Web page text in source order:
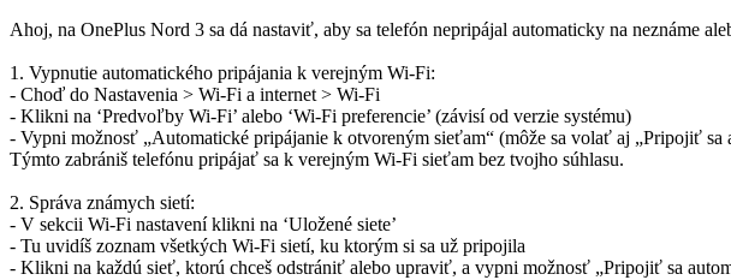
Ahoj, na OnePlus Nord 3 sa dá nastaviť, aby sa telefón nepripájal automaticky na neznáme
1. Vypnutie automatického pripájania k verejným Wi-Fi:
- Choď do Nastavenia > Wi-Fi a internet > Wi-Fi
- Klikni na ‘Predvoľby Wi-Fi’ alebo ‘Wi-Fi preferencie’ (závisí od verzie systému)
- Vypni možnosť „Automatické pripájanie k otvoreným sieťam“ (môže sa volať aj „Pripojiť
Týmto zabrániš telefónu pripájať sa k verejným Wi-Fi sieťam bez tvojho súhlasu.
2. Správa známych sietí:
- V sekcii Wi-Fi nastavení klikni na ‘Uložené siete’
- Tu uvidíš zoznam všetkých Wi-Fi sietí, ku ktorým si sa už pripojila
- Klikni na každú sieť, ktorú chceš odstrániť alebo upraviť, a vypni možnosť „Pripojiť sa